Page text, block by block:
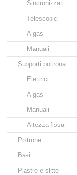
Sincronizzati
Telescopici
A gas
Manuali
Supporti poltrona
Elettrici
A gas
Manuali
Altezza fissa
Poltrone
Basi
Piastre e slitte